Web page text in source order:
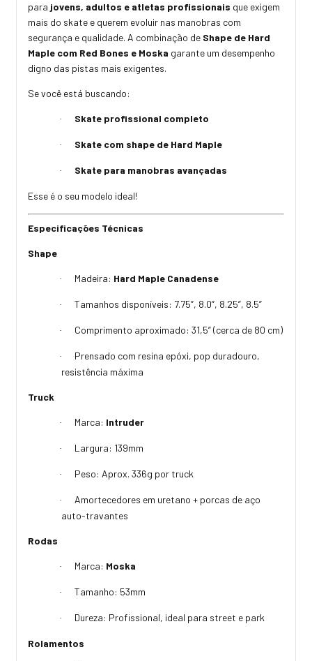
para jovens, adultos e atletas profissionais que exigem
mais do skate e querem evoluir nas manobras com
segurança e qualidade. A combinação de Shape de Hard
Maple com Red Bones e Moska garante um desempenho
digno das pistas mais exigentes.
Se você está buscando:
· Skate profissional completo
· Skate com shape de Hard Maple
· Skate para manobras avançadas
Esse é o seu modelo ideal!
Especificações Técnicas
Shape
· Madeira: Hard Maple Canadense
· Tamanhos disponíveis: 7.75”, 8.0”, 8.25”, 8.5”
· Comprimento aproximado: 31,5” (cerca de 80 cm)
·
Prensado com resina epóxi, pop duradouro,
resistência máxima
Truck
· Marca: Intruder
· Largura: 139mm
· Peso: Aprox. 336g por truck
·
Amortecedores em uretano + porcas de aço
auto-travantes
Rodas
· Marca: Moska
· Tamanho: 53mm
· Dureza: Profissional, ideal para street e park
Rolamentos